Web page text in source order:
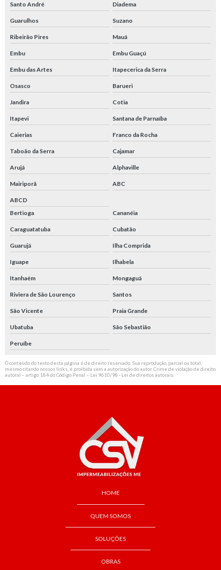
Santo André Diadema
Guarulhos Suzano
Ribeirão Pires Mauá
Embu Embu Guaçú
Embu das Artes Itapecerica da Serra
Osasco Barueri
Jandira Cotia
Itapevi Santana de Parnaíba
Caierias Franco da Rocha
Taboão da Serra Cajamar
Arujá Alphaville
Mairiporã ABC
ABCD
Bertioga
Cananéia
Caraguatatuba Cubatão
Guarujá Ilha Comprida
Iguape Ilhabela
Itanhaém Mongaguá
Riviera de São Lourenço Santos
São Vicente Praia Grande
Ubatuba São Sebastião
Peruíbe
O conteúdo do texto desta página é de direito reservado. Sua reprodução, parcial ou total,
mesmo citando nossos links, é proibida sem a autorização do autor. Crime de violação de direito
autoral – artigo 184 do Código Penal – Lei 9610/98 - Lei de direitos autorais
HOME
QUEM SOMOS
SOLUÇÕES
OBRAS